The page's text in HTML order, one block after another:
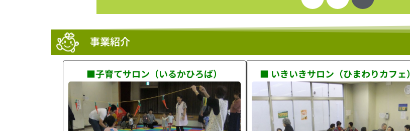
事業紹介
■子育てサロン（いるかひろば） ■ いきいきサロン（ひまわりカフェ）